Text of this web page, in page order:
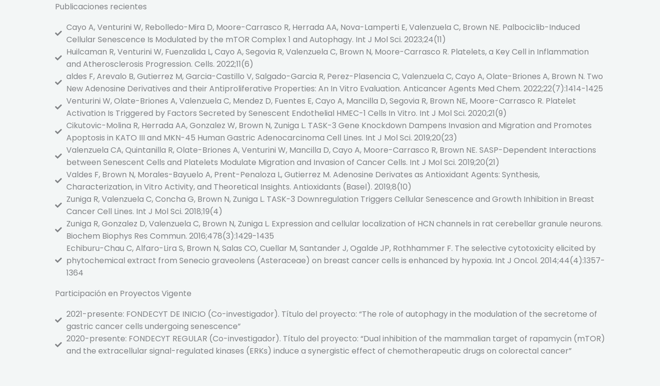
Publicaciones recientes
Cayo A, Venturini W, Rebolledo-Mira D, Moore-Carrasco R, Herrada AA, Nova-Lamperti E, Valenzuela C, Brown NE. Palbociclib-Induced
Cellular Senescence Is Modulated by the mTOR Complex 1 and Autophagy. Int J Mol Sci. 2023;24(11)
Huilcaman R, Venturini W, Fuenzalida L, Cayo A, Segovia R, Valenzuela C, Brown N, Moore-Carrasco R. Platelets, a Key Cell in Inflammation
and Atherosclerosis Progression. Cells. 2022;11(6)
aldes F, Arevalo B, Gutierrez M, Garcia-Castillo V, Salgado-Garcia R, Perez-Plasencia C, Valenzuela C, Cayo A, Olate-Briones A, Brown N. Two
New Adenosine Derivatives and their Antiproliferative Properties: An In Vitro Evaluation. Anticancer Agents Med Chem. 2022;22(7):1414-1425
Venturini W, Olate-Briones A, Valenzuela C, Mendez D, Fuentes E, Cayo A, Mancilla D, Segovia R, Brown NE, Moore-Carrasco R. Platelet
Activation Is Triggered by Factors Secreted by Senescent Endothelial HMEC-1 Cells In Vitro. Int J Mol Sci. 2020;21(9)
Cikutovic-Molina R, Herrada AA, Gonzalez W, Brown N, Zuniga L. TASK-3 Gene Knockdown Dampens Invasion and Migration and Promotes
Apoptosis in KATO III and MKN-45 Human Gastric Adenocarcinoma Cell Lines. Int J Mol Sci. 2019;20(23)
Valenzuela CA, Quintanilla R, Olate-Briones A, Venturini W, Mancilla D, Cayo A, Moore-Carrasco R, Brown NE. SASP-Dependent Interactions
between Senescent Cells and Platelets Modulate Migration and Invasion of Cancer Cells. Int J Mol Sci. 2019;20(21)
Valdes F, Brown N, Morales-Bayuelo A, Prent-Penaloza L, Gutierrez M. Adenosine Derivates as Antioxidant Agents: Synthesis,
Characterization, in Vitro Activity, and Theoretical Insights. Antioxidants (Basel). 2019;8(10)
Zuniga R, Valenzuela C, Concha G, Brown N, Zuniga L. TASK-3 Downregulation Triggers Cellular Senescence and Growth Inhibition in Breast
Cancer Cell Lines. Int J Mol Sci. 2018;19(4)
Zuniga R, Gonzalez D, Valenzuela C, Brown N, Zuniga L. Expression and cellular localization of HCN channels in rat cerebellar granule neurons.
Biochem Biophys Res Commun. 2016;478(3):1429-1435
Echiburu-Chau C, Alfaro-Lira S, Brown N, Salas CO, Cuellar M, Santander J, Ogalde JP, Rothhammer F. The selective cytotoxicity elicited by
phytochemical extract from Senecio graveolens (Asteraceae) on breast cancer cells is enhanced by hypoxia. Int J Oncol. 2014;44(4):1357-
1364
Participación en Proyectos Vigente
2021-presente: FONDECYT DE INICIO (Co-investigador). Título del proyecto: “The role of autophagy in the modulation of the secretome of
gastric cancer cells undergoing senescence”
2020-presente: FONDECYT REGULAR (Co-investigador). Título del proyecto: “Dual inhibition of the mammalian target of rapamycin (mTOR)
and the extracellular signal-regulated kinases (ERKs) induce a synergistic effect of chemotherapeutic drugs on colorectal cancer”